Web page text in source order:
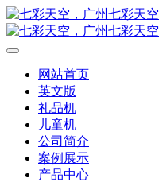
网站首页
英文版
礼品机
儿童机
公司简介
案例展示
产品中心